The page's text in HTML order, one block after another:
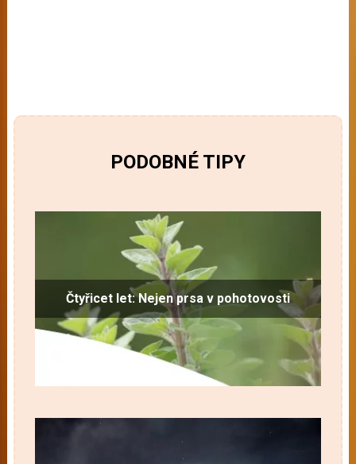
PODOBNÉ TIPY
Čtyřicet let: Nejen prsa v pohotovosti